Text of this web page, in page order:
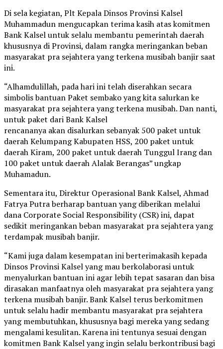
Di sela kegiatan, Plt Kepala Dinsos Provinsi Kalsel
Muhammadun mengucapkan terima kasih atas komitmen
Bank Kalsel untuk selalu membantu pemerintah daerah
khususnya di Provinsi, dalam rangka meringankan beban
masyarakat pra sejahtera yang terkena musibah banjir saat
ini.
“Alhamdulillah, pada hari ini telah diserahkan secara
simbolis bantuan Paket sembako yang kita salurkan ke
masyarakat pra sejahtera yang terkena musibah. Dan nanti,
untuk paket dari Bank Kalsel
rencananya akan disalurkan sebanyak 500 paket untuk
daerah Kelumpang Kabupaten HSS, 200 paket untuk
daerah Kiram, 200 paket untuk daerah Tunggul Irang dan
100 paket untuk daerah Alalak Berangas” ungkap
Muhamadun.
Sementara itu, Direktur Operasional Bank Kalsel, Ahmad
Fatrya Putra berharap bantuan yang diberikan melalui
dana Corporate Social Responsibility (CSR) ini, dapat
sedikit meringankan beban masyarakat pra sejahtera yang
terdampak musibah banjir.
“Kami juga dalam kesempatan ini berterimakasih kepada
Dinsos Provinsi Kalsel yang mau berkolaborasi untuk
menyalurkan bantuan ini agar lebih tepat sasaran dan bisa
dirasakan manfaatnya oleh masyarakat pra sejahtera yang
terkena musibah banjir. Bank Kalsel terus berkomitmen
untuk selalu hadir membantu masyarakat pra sejahtera
yang membutuhkan, khususnya bagi mereka yang sedang
mengalami kesulitan. Karena ini tentunya sesuai dengan
komitmen Bank Kalsel yang ingin selalu berkontribusi bagi